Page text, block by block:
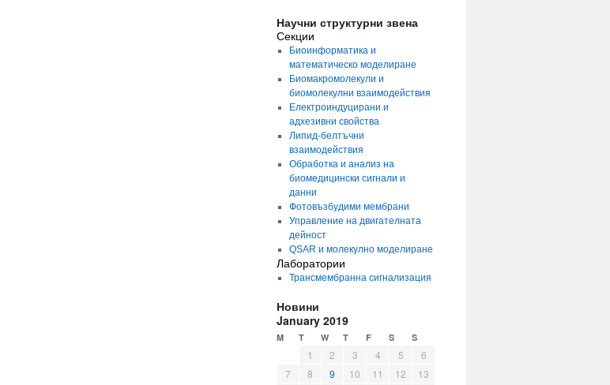
Научни структурни звена
Секции
Биоинформатика и
математическо моделиране
Биомакромолекули и
биомолекулни взаимодействия
Електроиндуцирани и
адхезивни свойства
Липид-белтъчни
взаимодействия
Обработка и анализ на
биомедицински сигнали и
данни
Фотовъзбудими мембрани
Управление на двигателната
дейност
QSAR и молекулно моделиране
Лаборатории
Трансмембранна сигнализация
Новини
January 2019
M T W T F S S
1 2 3 4 5
6
7
8 9 10 11 12
13